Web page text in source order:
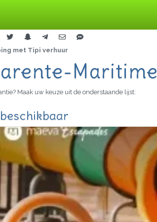
met Tipi verhuur
Maritime
Maak uw keuze uit de onderstaande lijst: